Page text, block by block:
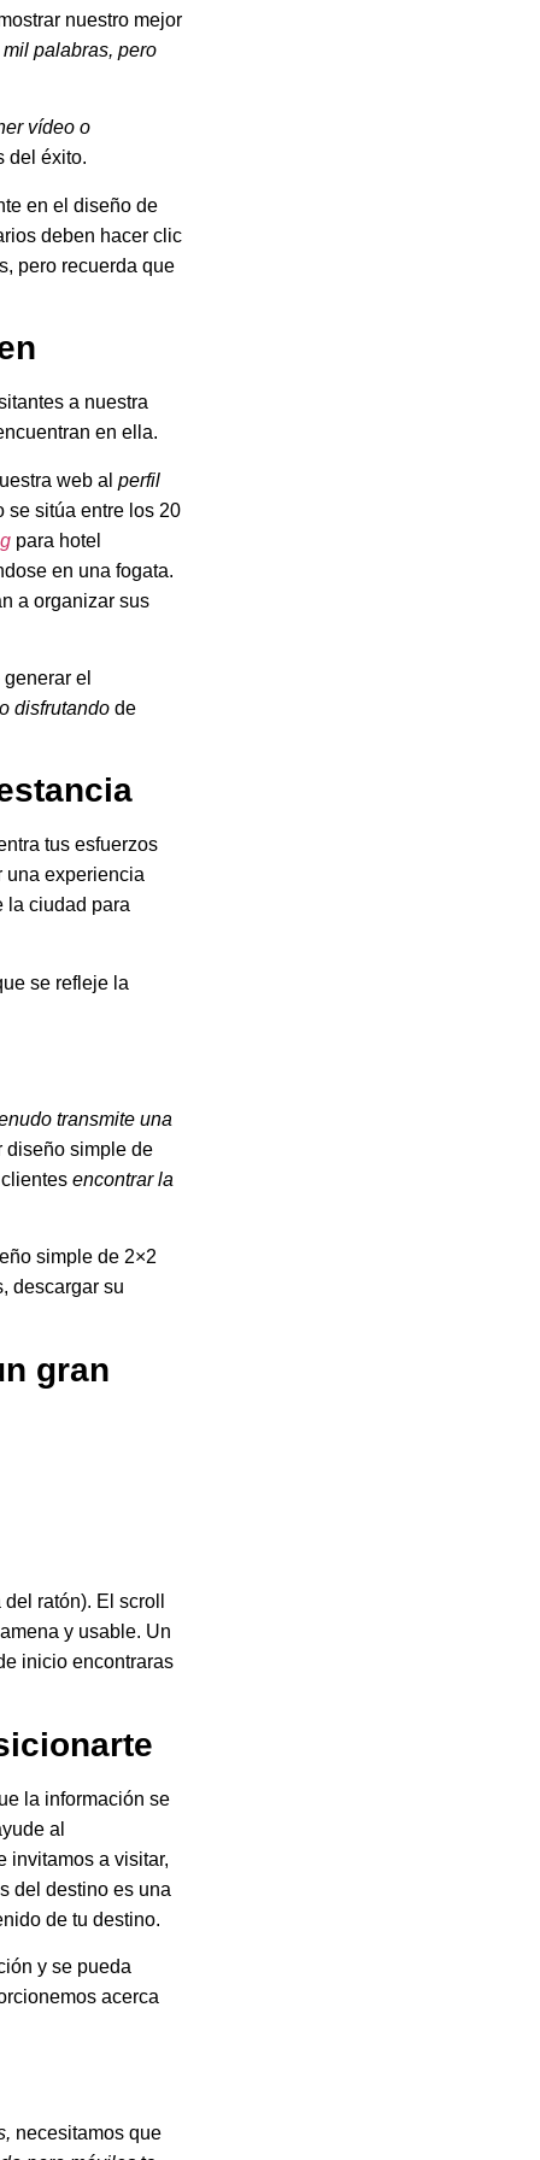
nuestro mejor
palabras, pero
vídeo o
del éxito.
en el diseño de
deben hacer clic
pero recuerda que
a nuestra
en ella.
web al perfil
se sitúa entre los 20
para hotel
en una fogata.
a organizar sus
el
disfrutando de
tus esfuerzos
una experiencia
la ciudad para
se refleje la
transmite una
diseño simple de
encontrar la
simple de 2×2
descargar su
gran
ratón). El scroll
y usable. Un
inicio encontraras
la información se
al
invitamos a visitar,
del destino es una
de tu destino.
y se pueda
acerca
necesitamos que